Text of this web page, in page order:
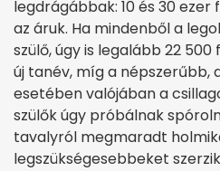
legdrágábbak: 10 és 30
az áruk. Ha mindenből a
szülő, úgy is legalább 22
új tanév, míg a
esetében valójában a
szülők úgy próbálnak
tavalyról megmaradt
legszükségesebbeket